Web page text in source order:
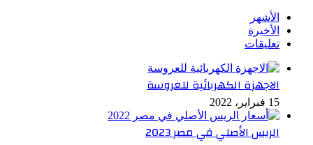
الأشهر
الأخيرة
تعليقات
الاجهزة الكهربائية للعروسة
15 فبراير، 2022
الريس الأصلي في مصر 2023